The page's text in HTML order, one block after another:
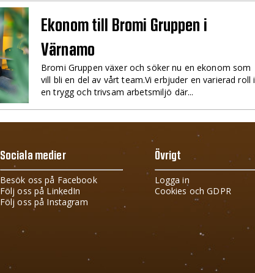
Ekonom till Bromi Gruppen i
Värnamo
Bromi Gruppen växer och söker nu en ekonom som
vill bli en del av vårt team.Vi erbjuder en varierad roll i
en trygg och trivsam arbetsmiljö där...
Sociala medier
Besök oss på Facebook
Följ oss på LinkedIn
Följ oss på Instagram
Övrigt
Logga in
Cookies och GDPR